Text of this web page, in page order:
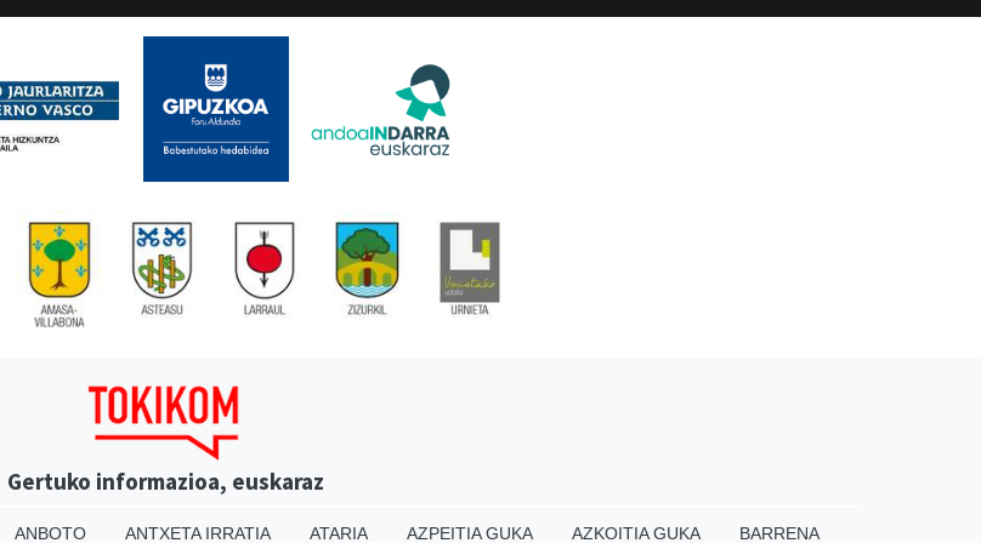
Gertuko informazioa, euskaraz
ANBOTO ANTXETA IRRATIA ATARIA AZPEITIA GUKA AZKOITIA GUKA BARRENA